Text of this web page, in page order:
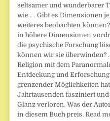
seltsamer und wunderbarer
wie... . Gibt es Dimensionen
weiteres beobachten
in höhere Dimensionen
die psychische Forschung
können wir sie überwinden?
Religion mit dem
Entdeckung und
grenzender Möglichkeiten
Jahrtausenden fasziniert
Glanz verloren. Was der
in diesem Buch preis.Read